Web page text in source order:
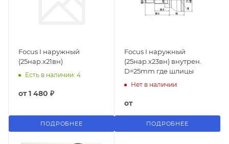
Focus I наружный
(25нар.х21вн)
Есть в наличии: 4
от1 480 ₽
ПОДРОБНЕЕ
Focus I наружный
(25нар.х23вн) внутрен.
D=25mm где шлицы
Нет в наличии
от
ПОДРОБНЕЕ